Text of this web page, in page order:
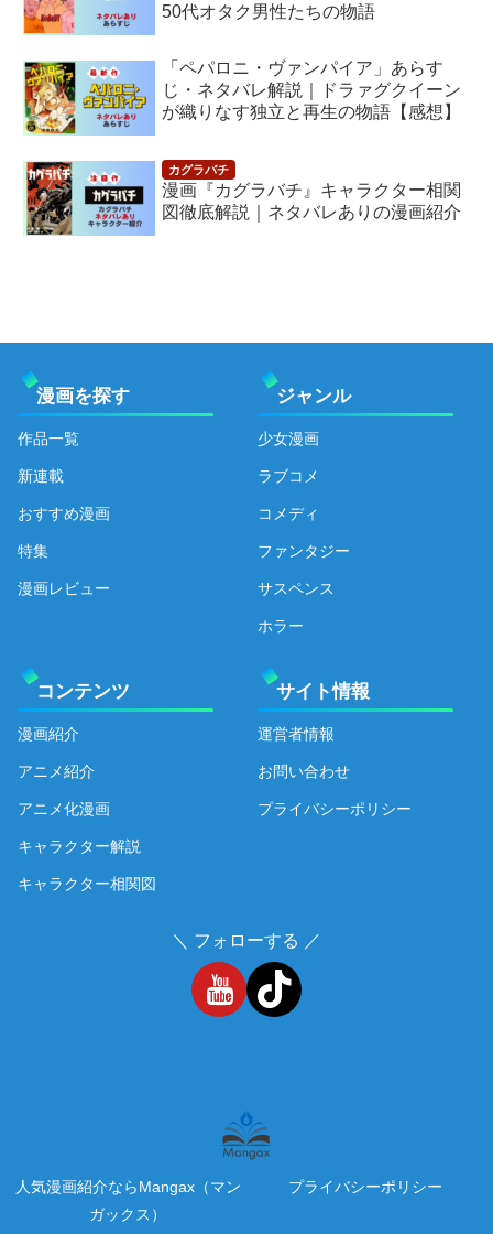
50代オタク男性たちの物語
「ペパロニ・ヴァンパイア」あらす
じ・ネタバレ解説｜ドラァグクイーン
が織りなす独立と再生の物語【感想】
漫画『カグラバチ』キャラクター相関
図徹底解説｜ネタバレありの漫画紹介
漫画を探す
作品一覧
新連載
おすすめ漫画
特集
漫画レビュー
ジャンル
少女漫画
ラブコメ
コメディ
ファンタジー
サスペンス
ホラー
コンテンツ
漫画紹介
アニメ紹介
アニメ化漫画
キャラクター解説
キャラクター相関図
サイト情報
運営者情報
お問い合わせ
プライバシーポリシー
＼ フォローする ／
人気漫画紹介ならMangax（マン
ガックス）
プライバシーポリシー